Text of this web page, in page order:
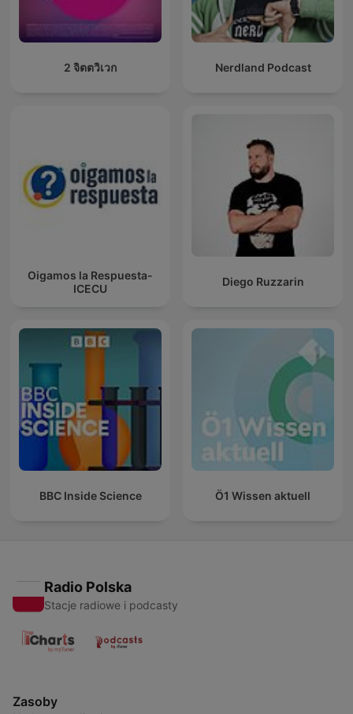
2 จิตตวิเวก Nerdland Podcast
Oigamos la Respuesta-
ICECU
Diego Ruzzarin
BBC Inside Science Ö1 Wissen aktuell
Radio Polska
Stacje radiowe i podcasty
Zasoby